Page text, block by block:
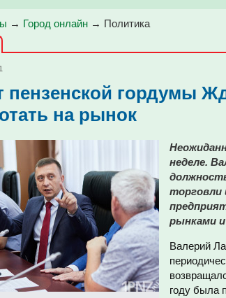
→ Город онлайн → Политика
пензенской гордумы
на рынок
неделе.
торговли
рынками
Валерий
году была